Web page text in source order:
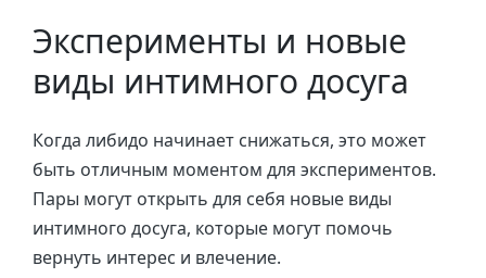
Эксперименты и новые
виды интимного досуга
Когда либидо начинает снижаться, это может
быть отличным моментом для экспериментов.
Пары могут открыть для себя новые виды
интимного досуга, которые могут помочь
вернуть интерес и влечение.